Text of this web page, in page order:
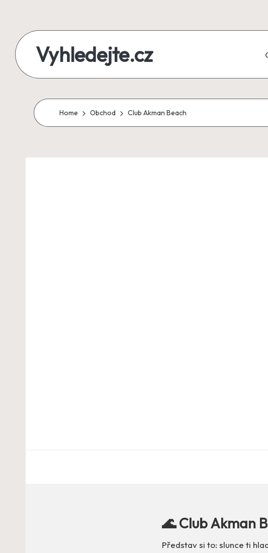
content
Vyhledejte.cz
produkty
i
Home Obchod Club Akman Beach
🌊 Club Akman
Představ si to: slunce ti